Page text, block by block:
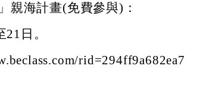
親海計畫(免費參與)：
日。
rid=294ff9a682ea7